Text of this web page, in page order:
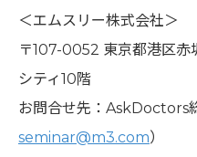
＜エムスリー株式会社＞
〒107-0052 東京都港区赤
シティ10階
お問合せ先：AskDoctors
seminar@m3.com）